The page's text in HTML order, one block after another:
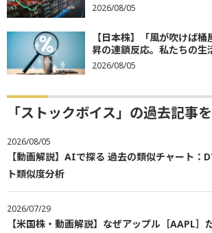
2026/08/05
【日本株】「風が吹けば
昇の連鎖反応。私たちの生
2026/08/05
「ストックボイス」の過去記事
2026/08/05
【動画解説】AIで探る 過去の類似チャート：
ト類似度分析
2026/07/29
【米国株・動画解説】なぜアップル［AAPL］